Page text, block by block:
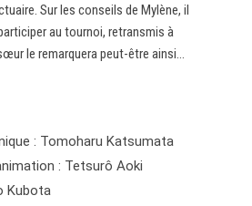
Sur les conseils de Mylène, il
au tournoi, retransmis à
le remarquera peut-être ainsi…
: Tomoharu Katsumata
: Tetsurô Aoki
Kubota